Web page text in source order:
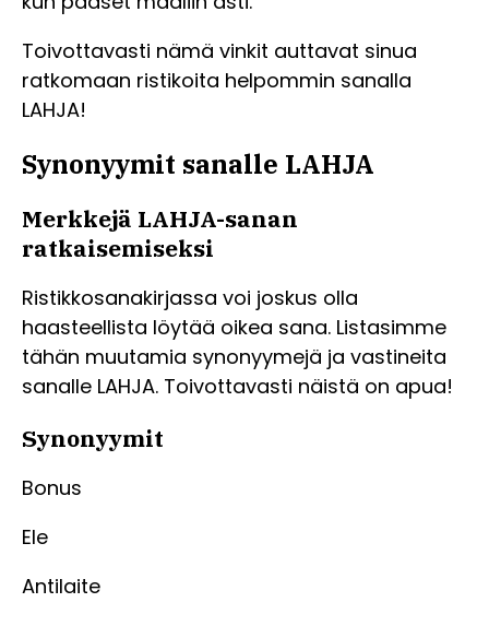
Toivottavasti nämä vinkit auttavat sinua
ratkomaan ristikoita helpommin sanalla
LAHJA!
Synonyymit sanalle LAHJA
Merkkejä LAHJA-sanan
ratkaisemiseksi
Ristikkosanakirjassa voi joskus olla
haasteellista löytää oikea sana. Listasimme
tähän muutamia synonyymejä ja vastineita
sanalle LAHJA. Toivottavasti näistä on apua!
Synonyymit
Bonus
Ele
Antilaite